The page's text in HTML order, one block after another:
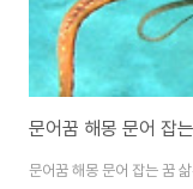
문어꿈 해몽 문어 잡
문어꿈 해몽 문어 잡는 꿈